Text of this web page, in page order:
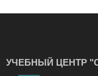
УЧЕБНЫЙ ЦЕНТР